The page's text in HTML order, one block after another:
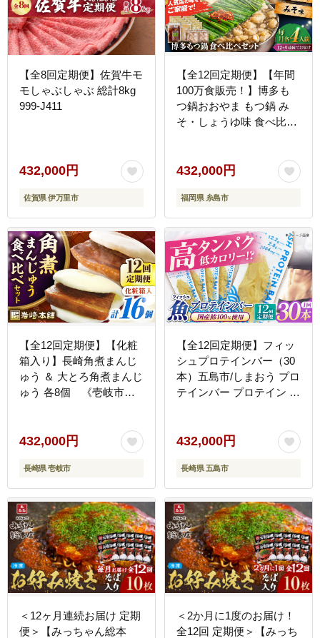
【全8回定期便】佐賀牛モ
モしゃぶしゃぶ 総計8kg
999-J411
432,000円
佐賀県 伊万里市
【全12回定期便】【年間
100万食販売！】博多も
つ鍋おおやま もつ鍋 み
そ・しょうゆ味 食べ比べ
島市 / 株式会社ラブ
432,000円
福岡県 糸島市
【全12回定期便】【化粧
箱入り】長崎角煮まんじ
ゅう ＆ 大とろ角煮まんじ
ゅう 各8個 《壱岐市》
やつ お取り寄せ 長崎
[JHA055] 400000 400000
円 40万円
432,000円
長崎県 壱岐市
【全12回定期便】フィッ
シュプロテインバー（30
本）五島市/しまおう プロ
テインバー プロテイン 筋
432,000円
長崎県 五島市
＜12ヶ月連続お届け 定期
便＞【みっちゃん総本
＜2か月に1度のお届け！
全12回 定期便＞【みっち